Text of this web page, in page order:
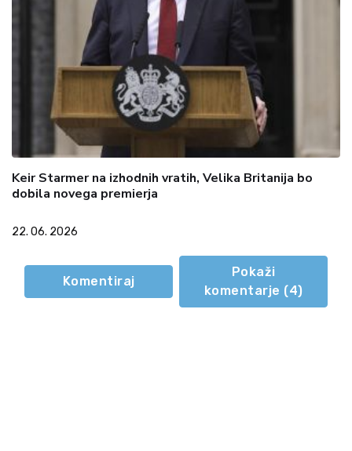
Keir Starmer na izhodnih vratih, Velika Britanija bo
dobila novega premierja
22. 06. 2026
Komentiraj
Pokaži
komentarje (4)